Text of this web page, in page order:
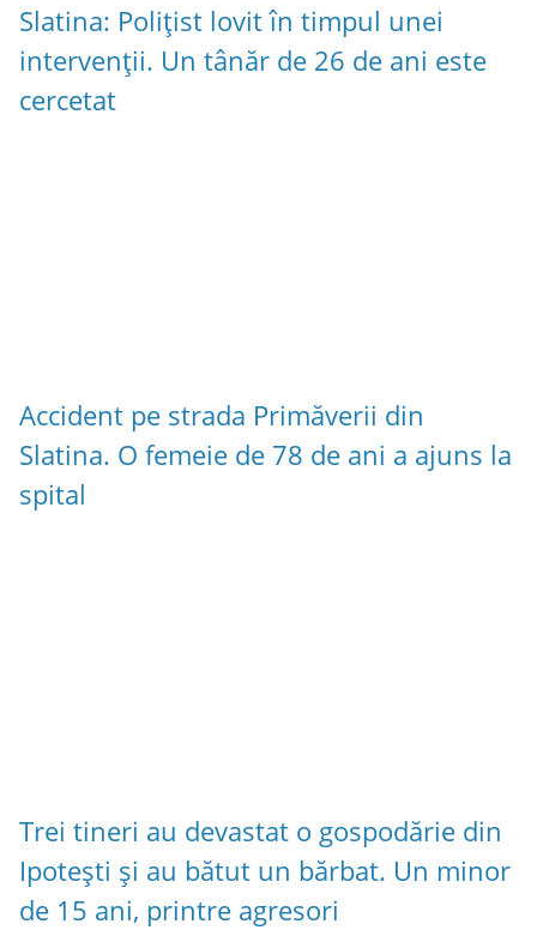
Slatina: Polițist lovit în timpul unei
intervenții. Un tânăr de 26 de ani este
cercetat
Accident pe strada Primăverii din
Slatina. O femeie de 78 de ani a ajuns la
spital
Trei tineri au devastat o gospodărie din
Ipotești și au bătut un bărbat. Un minor
de 15 ani, printre agresori